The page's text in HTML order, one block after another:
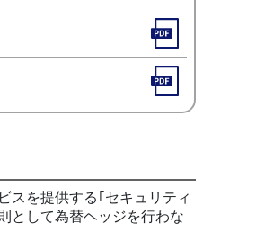
スを提供する｢セキュリティ
として為替ヘッジを行わな